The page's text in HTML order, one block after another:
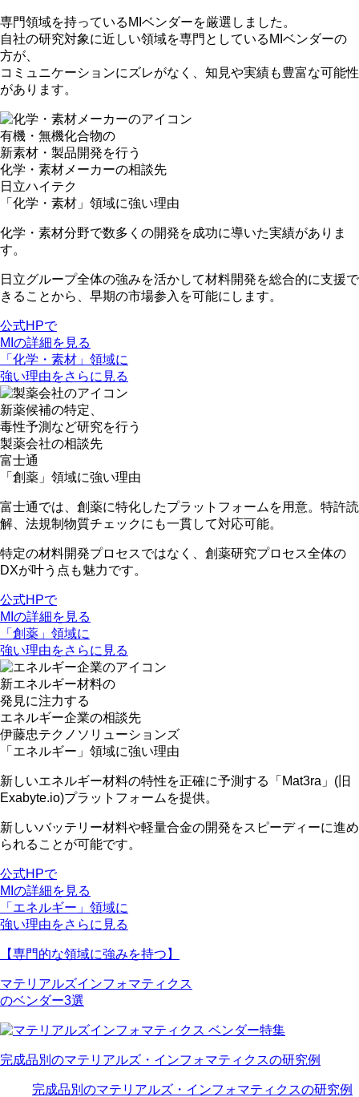
専門領域を持っているMIベンダーを厳選しました。
自社の研究対象に近しい領域を専門としているMIベンダーの
方が、
コミュニケーションにズレがなく、 知見や実績も豊富な可能性
があります。
有機・無機化合物の
新素材・製品開発を行う
化学・素材メーカーの相談先
日立ハイテク
「化学・素材」領域に強い理由
化学・素材分野で数多くの開発を成功に導いた実績がありま
す。
日立グループ全体の強みを活かして材料開発を総合的に支援で
きる ことから、早期の市場参入を可能にします。
公式HPで
MIの詳細を見る
「化学・素材」領域に
強い理由をさらに見る
新薬候補の特定、
毒性予測など研究を行う
製薬会社の相談先
富士通
「創薬」領域に強い理由
富士通では、創薬に特化したプラットフォームを用意。 特許読
解、法規制物質チェックにも一貫して対応可能。
特定の材料開発プロセスではなく、 創薬研究プロセス全体の
DXが叶う点も魅力です。
公式HPで
MIの詳細を見る
「創薬」領域に
強い理由をさらに見る
新エネルギー材料の
発見に注力する
エネルギー企業の相談先
伊藤忠テクノソリューションズ
「エネルギー」領域に強い理由
新しいエネルギー材料の特性を正確に予測する「Mat3ra」 (旧
Exabyte.io)プラットフォームを提供。
新しいバッテリー材料や軽量合金の開発をスピーディーに進め
られることが可能です。
公式HPで
MIの詳細を見る
「エネルギー」領域に
強い理由をさらに見る
【専門的な領域に強みを持つ】
マテリアルズインフォマティクス
のベンダー3選
完成品別のマテリアルズ・インフォマティクスの研究例
完成品別のマテリアルズ・インフォマティクスの研究例